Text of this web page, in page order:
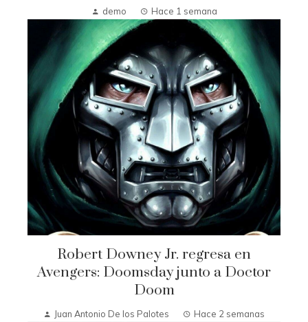
demo Hace 1 semana
Robert Downey Jr. regresa en
Avengers: Doomsday junto a Doctor
Doom
Juan Antonio De los Palotes Hace 2 semanas